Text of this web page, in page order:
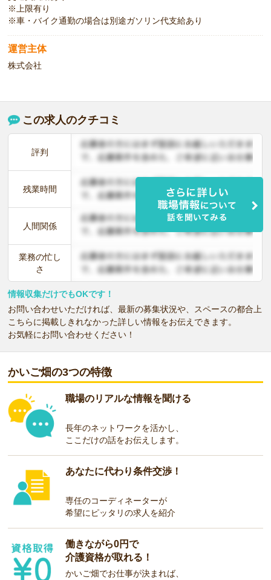
※上限有り
※車・バイク通勤の場合は別途ガソリン代支給あり
運営主体
株式会社
この求人のクチコミ
評判
残業時間
人間関係
業務の忙し
さ
情報収集だけでもOKです！
お問い合わせいただければ、最新の募集状況や、スペースの都合上
こちらに掲載しきれなかった詳しい情報をお伝えできます。
お気軽にお問い合わせください！
かいご畑の3つの特徴
職場のリアルな情報を聞ける
長年のネットワークを活かし、
ここだけの話をお伝えします。
あなたに代わり条件交渉！
専任のコーディネーターが
希望にピッタリの求人を紹介
働きながら0円で
介護資格が取れる！
かいご畑でお仕事が決まれば、